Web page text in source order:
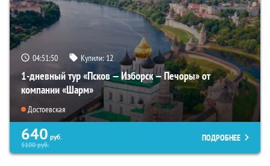
04:51:49 Купили:12
1-дневный тур «Псков — Изборск — Печоры» от
компании «Шарм»
Достоевская
640 руб.
5100руб.
ПОДРОБНЕЕ